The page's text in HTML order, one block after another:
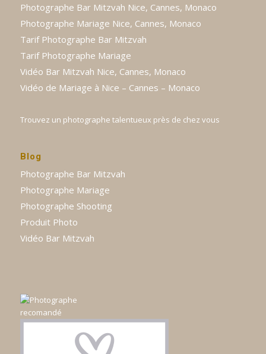
Photographe Bar Mitzvah Nice, Cannes, Monaco
Photographe Mariage Nice, Cannes, Monaco
Tarif Photographe Bar Mitzvah
Tarif Photographe Mariage
Vidéo Bar Mitzvah Nice, Cannes, Monaco
Vidéo de Mariage à Nice – Cannes – Monaco
Trouvez un photographe talentueux près de chez vous
Blog
Photographe Bar Mitzvah
Photographe Mariage
Photographe Shooting
Produit Photo
Vidéo Bar Mitzvah